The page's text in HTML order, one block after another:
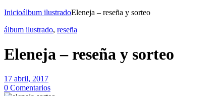
Inicioálbum ilustradoEleneja – reseña y sorteo
álbum ilustrado, reseña
Eleneja – reseña y sorteo
17 abril, 2017
0 Comentarios